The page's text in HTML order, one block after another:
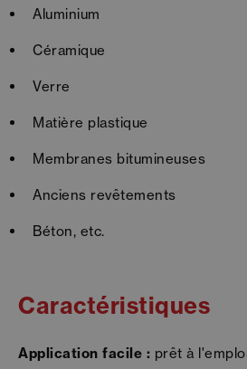
Aluminium
Céramique
Verre
Matière plastique
Membranes bitumineuses
Anciens revêtements
Béton, etc.
Caractéristiques
Application facile : prêt à